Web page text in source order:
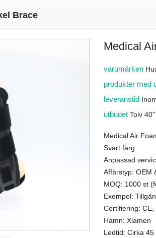
Brace
Medical
varumärken
produkter med
leveranstid
utbudetTolv
Medical Air
Svart färg
Anpassad
Affärstyp: OEM
MOQ: 1000 st
Exempel:
Certifiering:
Hamn: Xiamen
Ledtid: Cirka